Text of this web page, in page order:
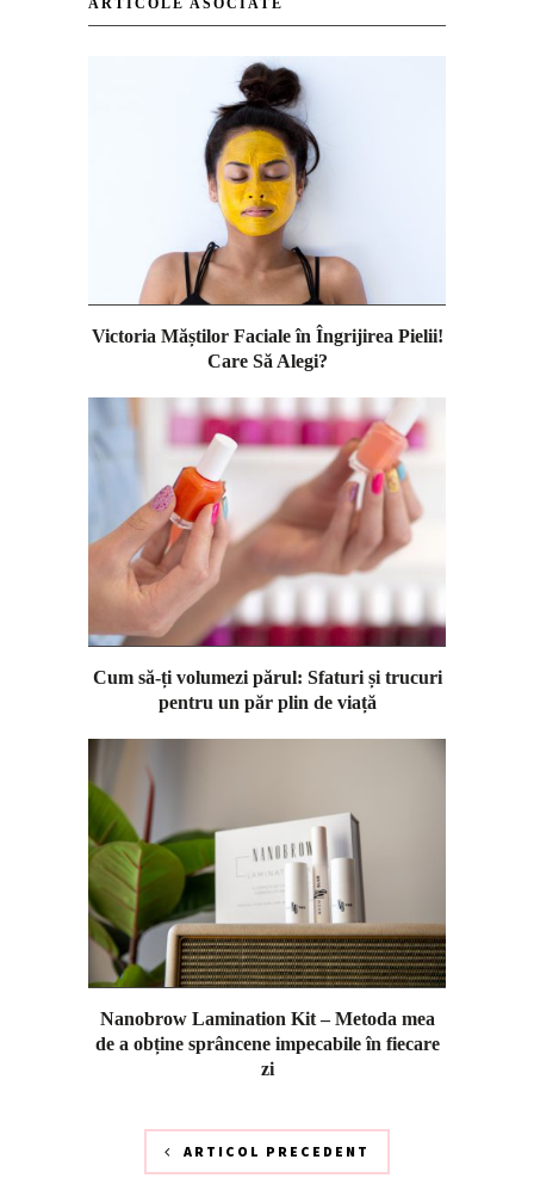
ARTICOLE ASOCIATE
Victoria Măștilor Faciale în Îngrijirea Pielii!
Care Să Alegi?
Cum să-ți volumezi părul: Sfaturi și trucuri
pentru un păr plin de viață
Nanobrow Lamination Kit – Metoda mea
de a obține sprâncene impecabile în fiecare
zi
ARTICOL PRECEDENT